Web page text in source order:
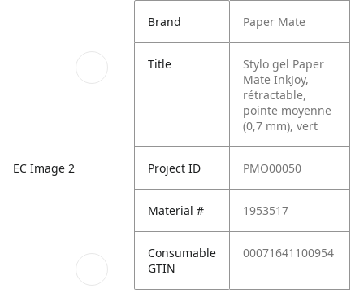
EC Image 2
Brand Paper Mate
Title
Stylo gel Paper
Mate InkJoy,
rétractable,
pointe moyenne
(0,7 mm), vert
Project ID PMO00050
Material # 1953517
Consumable
GTIN
00071641100954